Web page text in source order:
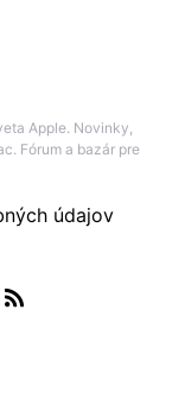
Apple. Novinky,
Fórum a bazár pre
údajov